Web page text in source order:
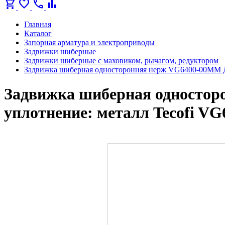
shopping_cart favorite call bar_chart
Главная
Каталог
Запорная арматура и электроприводы
Задвижки шиберные
Задвижки шиберные с маховиком, рычагом, редуктором
Задвижка шиберная односторонняя нерж VG6400-
Задвижка шиберная
уплотнение: металл Tecofi